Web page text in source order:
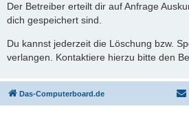
Der Betreiber erteilt dir auf Anfrage
dich gespeichert sind.
Du kannst jederzeit die Löschung bzw.
verlangen. Kontaktiere hierzu bitte den
Das-Computerboard.de